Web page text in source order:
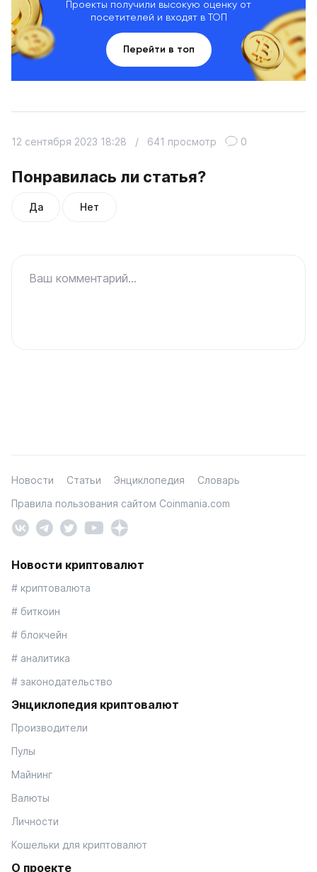
Проекты получили высокую оценку от
посетителей и входят в ТОП
Перейти в топ
Понравилась ли статья?
Да Нет
12 сентября 2023 18:28 / 641 просмотр 0
Ваш комментарий...
Новости Статьи Энциклопедия
Словарь
Правила пользования сайтом Coinmania.com
Новости криптовалют
# криптовалюта
# биткоин
# блокчейн
# аналитика
# законодательство
Энциклопедия криптовалют
Производители
Пулы
Майнинг
Валюты
Личности
Кошельки для криптовалют
О проекте